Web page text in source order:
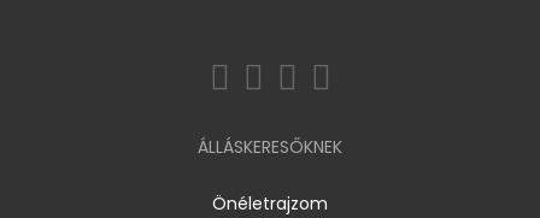
ÁLLÁSKERESŐKNEK
Önéletrajzom